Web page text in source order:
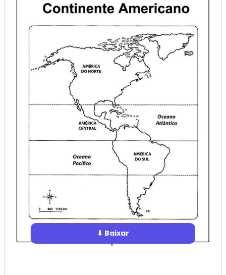
⬇ Baixar